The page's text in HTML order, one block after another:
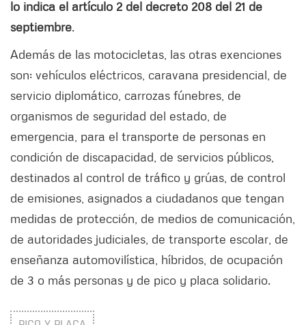
lo indica el artículo 2 del decreto 208 del 21 de
septiembre.
Además de las motocicletas, las otras exenciones
son: vehículos eléctricos, caravana presidencial, de
servicio diplomático, carrozas fúnebres, de
organismos de seguridad del estado, de
emergencia, para el transporte de personas en
condición de discapacidad, de servicios públicos,
destinados al control de tráfico y grúas, de control
de emisiones, asignados a ciudadanos que tengan
medidas de protección, de medios de comunicación,
de autoridades judiciales, de transporte escolar, de
enseñanza automovilística, híbridos, de ocupación
de 3 o más personas y de pico y placa solidario.